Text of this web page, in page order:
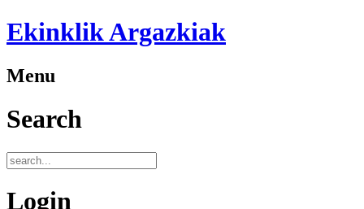
Ekinklik Argazkiak
Menu
Search
Login